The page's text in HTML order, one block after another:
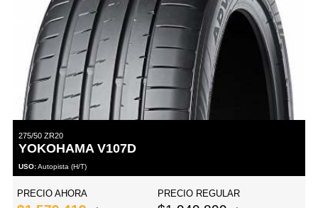
275/50 ZR20
YOKOHAMA V107D
USO:Autopista (H/T)
PRECIO AHORA PRECIO REGULAR